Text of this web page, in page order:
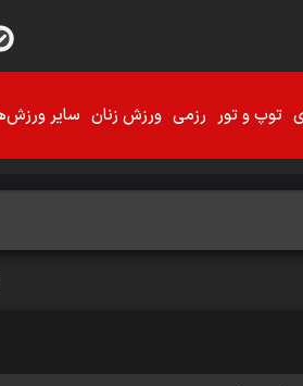
توپ و تور رزمی ورزش زنان سایر